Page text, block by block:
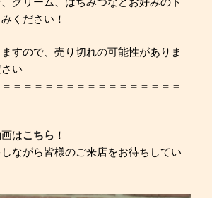
クリーム、はちみつなどお好みのト
ください！
すので、売り切れの可能性がありま
い
＝＝＝＝＝＝＝＝＝＝＝＝＝＝＝＝
はこちら ！
ながら皆様のご来店をお待ちしてい